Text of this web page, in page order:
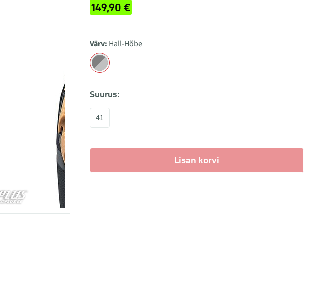
149,90 €
Värv: Hall-Hõbe
Suurus:
41
Lisan korvi